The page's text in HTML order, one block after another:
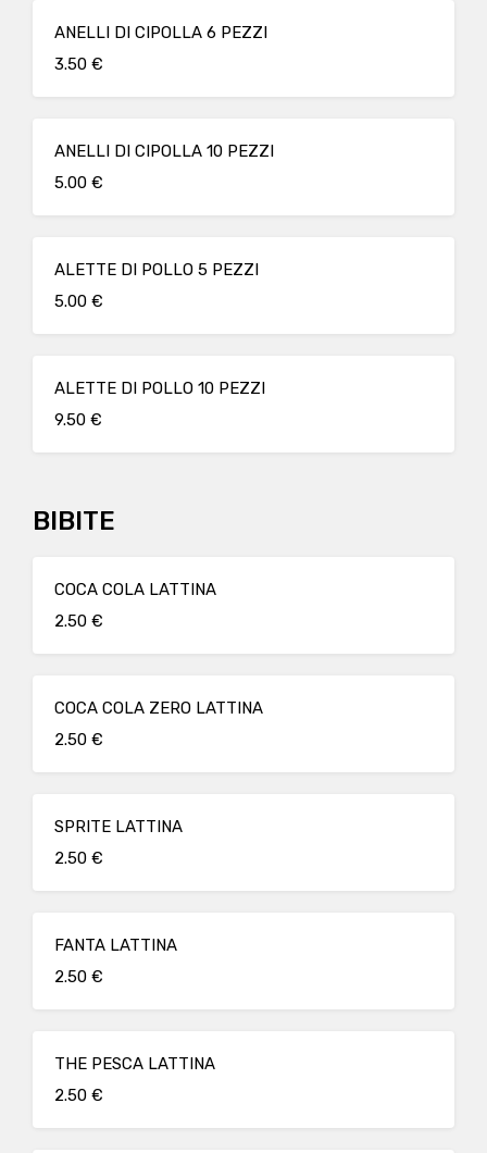
ANELLI DI CIPOLLA 6 PEZZI
3.50 €
ANELLI DI CIPOLLA 10 PEZZI
5.00 €
ALETTE DI POLLO 5 PEZZI
5.00 €
ALETTE DI POLLO 10 PEZZI
9.50 €
BIBITE
COCA COLA LATTINA
2.50 €
COCA COLA ZERO LATTINA
2.50 €
SPRITE LATTINA
2.50 €
FANTA LATTINA
2.50 €
THE PESCA LATTINA
2.50 €